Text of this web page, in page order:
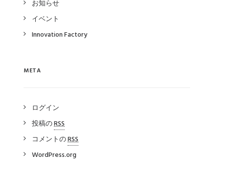
お知らせ
イベント
Innovation Factory
META
ログイン
投稿のRSS
コメントのRSS
WordPress.org